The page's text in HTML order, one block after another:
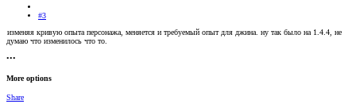
#3
изменяя кривую опыта персонажа, меняется и требуемый опыт для джина. ну так было на 1.4.4, не
думаю что изменилось что то.
•••
More options
Share